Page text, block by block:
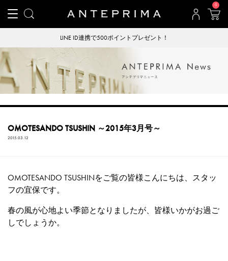
0
LINE ID連携で500ポイントプレゼント！
OMOTESANDO TSUSHIN ～2015年3月号～
2015.03.12
OMOTESANDO TSUSHINをご覧の皆様こんにちは、スタッ
フの宜保です。
春の風が心地よい季節となりましたが、皆様いかがお過ご
しでしょうか。